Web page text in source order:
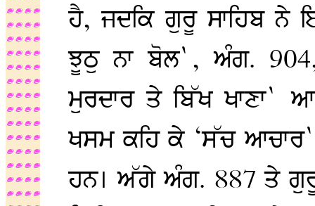
ਹੈ, ਜਦਕਿ ਗੁਰੂ ਸਾਹਿਬ ਨੇ
ਝੂਠੁ ਨਾ ਬੋਲ`, ਅੰਗ.
ਮੁਰਦਾਰ ਤੇ ਬਿੱਖ ਖਾਣਾ`
ਖਸਮ ਕਹਿ ਕੇ ‘ਸੱਚ
ਹਨ। ਅੱਗੇ ਅੰਗ. 887 ਤੇ